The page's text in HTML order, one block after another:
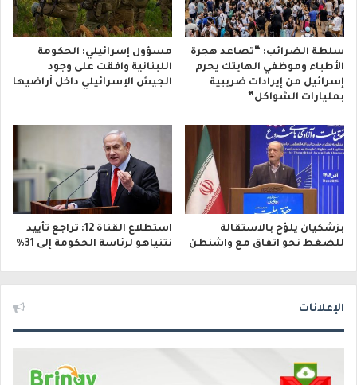
سلطة الضرائب: “تصاعد هجرة
الأطباء وموظفي الهايتك يحرم
إسرائيل من إيرادات ضريبية
بمليارات الشواكل”
مسؤول إسرائيلي: الحكومة
اللبنانية وافقت على وجود
الجيش الإسرائيلي داخل أراضيها
بزشكيان يلوّح بالاستقالة
للضغط نحو اتفاق مع واشنطن
استطلاع القناة 12: تراجع تأييد
نتنياهو لرئاسة الحكومة إلى 31%
الإعلانات